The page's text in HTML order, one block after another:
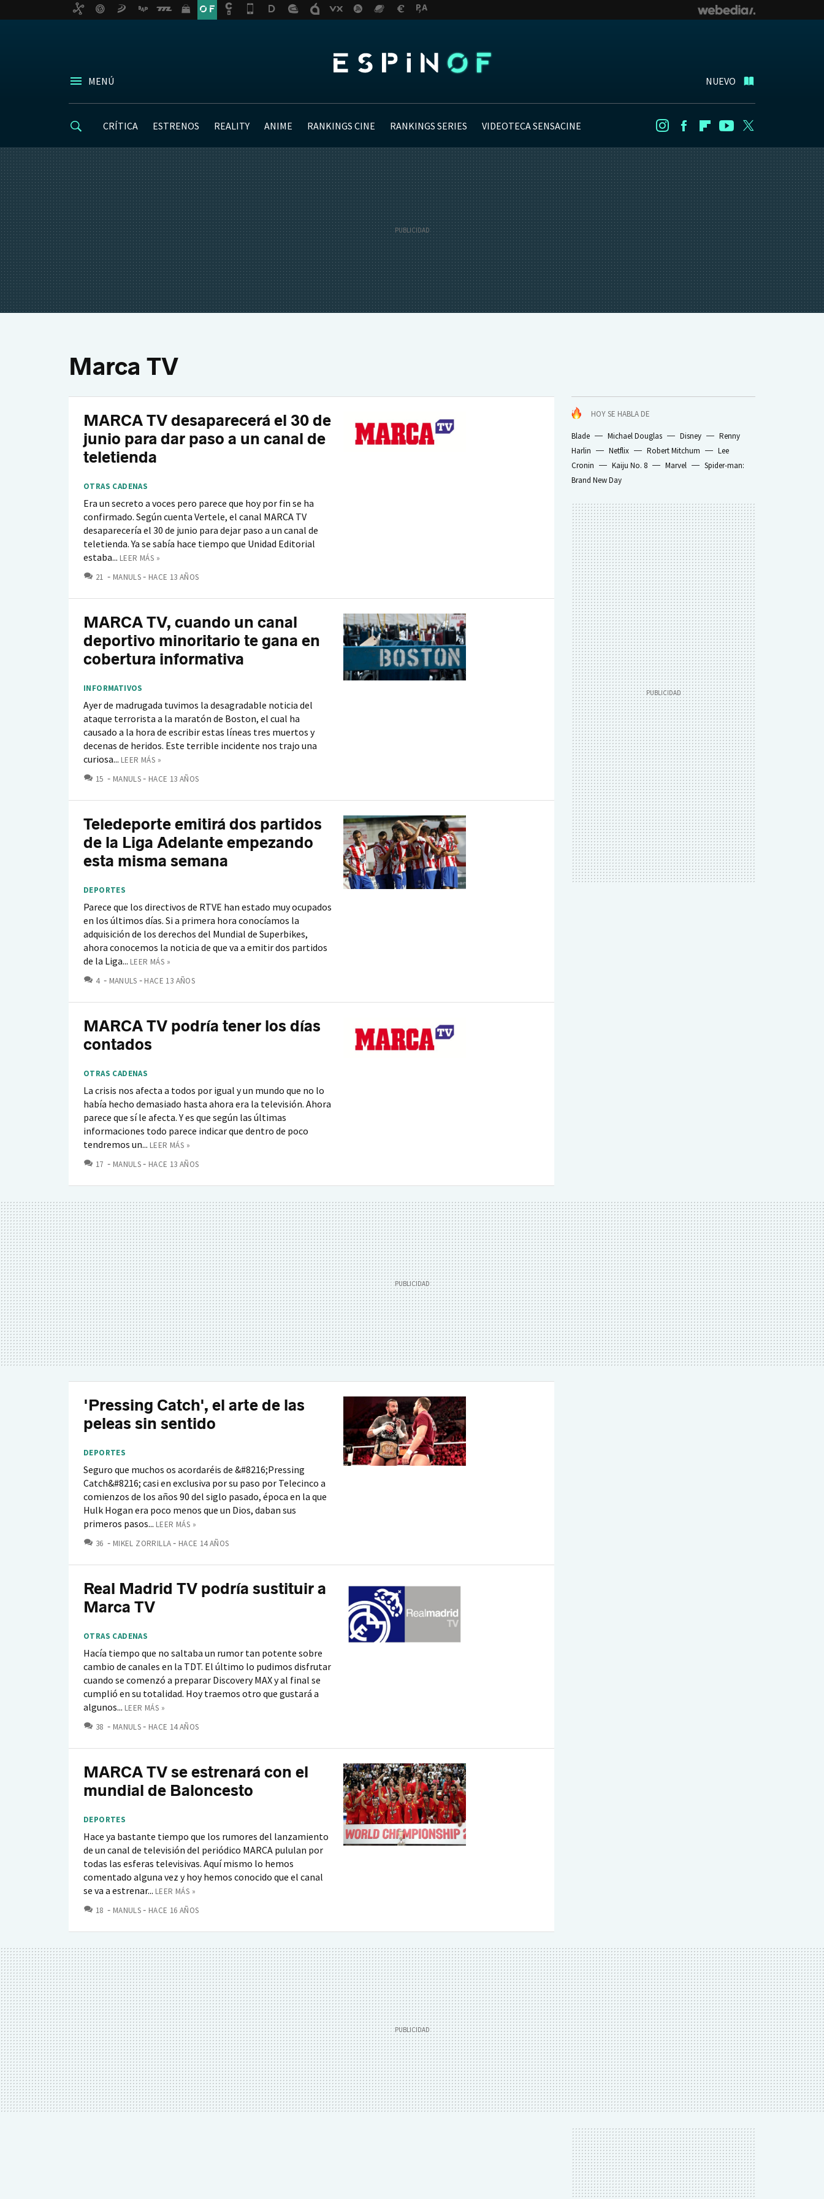
MENÚ NUEVO
CRÍTICA ESTRENOS REALITY ANIME RANKINGS CINE RANKINGS SERIES VIDEOTECA SENSACINE InstagramFacebookFlipboard
Youtube
Marca TV
HOY SE HABLA DE
Blade Michael Douglas Disney
Renny
Harlin
Netflix Robert Mitchum
Lee
Cronin
Kaiju No. 8 Marvel
Spider-man:
Brand New Day
MARCA TV desaparecerá el 30 de
junio para dar paso a un canal de
teletienda
OTRAS CADENAS
Era un secreto a voces pero parece que hoy por fin se ha
confirmado. Según cuenta Vertele, el canal MARCA TV
desaparecería el 30 de junio para dejar paso a un canal de
teletienda. Ya se sabía hace tiempo que Unidad Editorial
estaba... LEER MÁS »
21 COMENTARIOS
MANULS HACE 13 AÑOS
MARCA TV, cuando un canal
deportivo minoritario te gana en
cobertura informativa
INFORMATIVOS
Ayer de madrugada tuvimos la desagradable noticia del
ataque terrorista a la maratón de Boston, el cual ha
causado a la hora de escribir estas líneas tres muertos y
decenas de heridos. Este terrible incidente nos trajo una
curiosa... LEER MÁS »
15 COMENTARIOS
MANULS HACE 13 AÑOS
Teledeporte emitirá dos partidos
de la Liga Adelante empezando
esta misma semana
DEPORTES
Parece que los directivos de RTVE han estado muy ocupados
en los últimos días. Si a primera hora conocíamos la
adquisición de los derechos del Mundial de Superbikes,
ahora conocemos la noticia de que va a emitir dos partidos
de la Liga... LEER MÁS »
4 COMENTARIOS
MANULS HACE 13 AÑOS
MARCA TV podría tener los días
contados
OTRAS CADENAS
La crisis nos afecta a todos por igual y un mundo que no lo
había hecho demasiado hasta ahora era la televisión. Ahora
parece que sí le afecta. Y es que según las últimas
informaciones todo parece indicar que dentro de poco
tendremos un... LEER MÁS »
17 COMENTARIOS
MANULS HACE 13 AÑOS
'Pressing Catch', el arte de las
peleas sin sentido
DEPORTES
Seguro que muchos os acordaréis de &#8216;Pressing
Catch&#8216; casi en exclusiva por su paso por Telecinco a
comienzos de los años 90 del siglo pasado, época en la que
Hulk Hogan era poco menos que un Dios, daban sus
primeros pasos... LEER MÁS »
36 COMENTARIOS
MIKEL ZORRILLA HACE 14 AÑOS
Real Madrid TV podría sustituir a
Marca TV
OTRAS CADENAS
Hacía tiempo que no saltaba un rumor tan potente sobre
cambio de canales en la TDT. El último lo pudimos disfrutar
cuando se comenzó a preparar Discovery MAX y al final se
cumplió en su totalidad. Hoy traemos otro que gustará a
algunos... LEER MÁS »
38 COMENTARIOS
MANULS HACE 14 AÑOS
MARCA TV se estrenará con el
mundial de Baloncesto
DEPORTES
Hace ya bastante tiempo que los rumores del lanzamiento
de un canal de televisión del periódico MARCA pululan por
todas las esferas televisivas. Aquí mismo lo hemos
comentado alguna vez y hoy hemos conocido que el canal
se va a estrenar... LEER MÁS »
18 COMENTARIOS
MANULS HACE 16 AÑOS